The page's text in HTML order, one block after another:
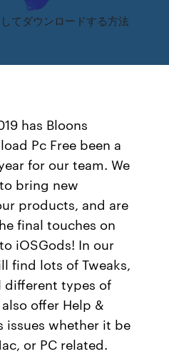
てダウンロードする方法
has Bloons
Pc Free been a
for our team. We
bring new
products, and are
final touches on
iOSGods! In our
find lots of Tweaks,
different types of
offer Help &
issues whether it be
or PC related.